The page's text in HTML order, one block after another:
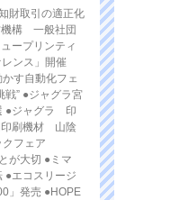
財取引の適正化
機構 一般社団
ープリンティ
ンス」開催
す自動化フェ
戦” ●ジャグラ宮
●ジャグラ 印
印刷機材 山陰
フェア
が大切 ●ミマ
エコスリージ
」発売 ●HOPE